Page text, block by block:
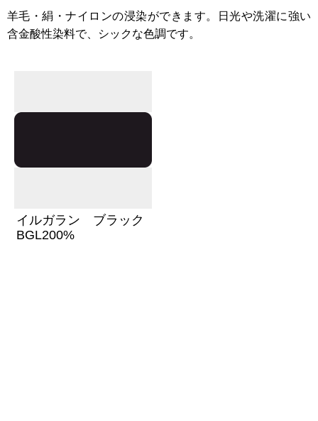
羊毛・絹・ナイロンの浸染ができます。日光や洗濯に強い
含金酸性染料で、シックな色調です。
イルガラン ブラック
BGL200%